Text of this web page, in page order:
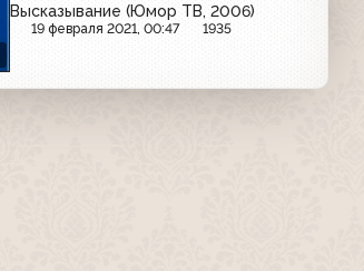
Высказывание (Юмор ТВ, 2006)
19 февраля 2021, 00:47 1935